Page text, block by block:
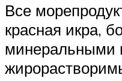
Все
красная икра,
минеральными